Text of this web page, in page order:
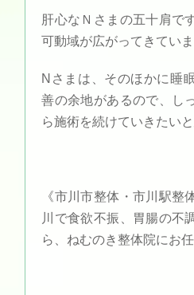
肝心なＮさまの五十肩で
可動域が広がってきていま
Nさまは、そのほかに睡
善の余地があるので、し
ら施術を続けていきたい
《市川市整体・市川駅整
川で食欲不振、胃腸の不
ら、ねむのき整体院にお任